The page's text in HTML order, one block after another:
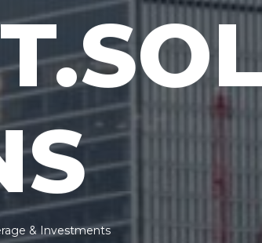
& Investments